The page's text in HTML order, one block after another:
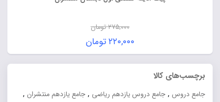
۲۷۵,۰۰۰تومان
قیمت
اصلی:
۲۷۵,۰۰۰ تومان
۲۲۰,۰۰۰تومان
قیمت
فعلی:
برچسب‌های کالا
جامع دروس , جامع دروس یازدهم ریاضی , جامع یازدهم منتشران ,